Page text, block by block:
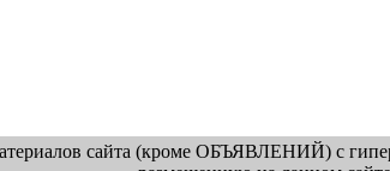
сайта (кроме ОБЪЯВЛЕНИЙ) с